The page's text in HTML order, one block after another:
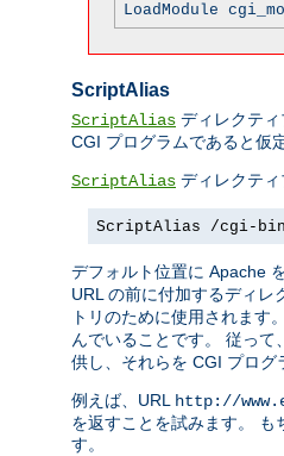
LoadModule
ScriptAlias
ScriptAlias ディレクテ
CGI プログラムであると仮
ScriptAlias ディレクテ
ScriptAlias /cgi-
デフォルト位置に Apache
URL の前に付加するディレ
トリのために使用されます。
んでいることです。 従って
供し、それらを CGI プログ
例えば、URL http://
を返すことを試みます。 も
す。